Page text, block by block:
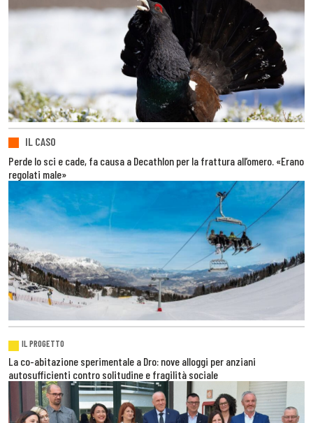
IL CASO
Perde lo sci e cade, fa causa a Decathlon per la frattura all’omero. «Erano
regolati male»
IL PROGETTO
La co-abitazione sperimentale a Dro: nove alloggi per anziani
autosufficienti contro solitudine e fragilità sociale